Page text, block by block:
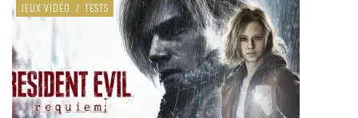
JEUX VIDÉO / TESTS